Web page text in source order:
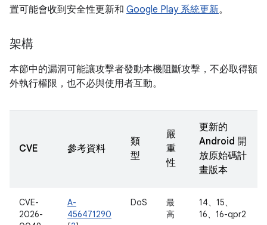
置可能會收到安全性更新和 Google Play 系統更新。
架構
本節中的漏洞可能讓攻擊者發動本機阻斷攻擊，不必取得額
外執行權限，也不必與使用者互動。
CVE 參考資料
類
型
嚴
重
性
更新的
Android 開
放原始碼計
畫版本
CVE-
2026-
A-
456471290
DoS
最
高
14、15、
16、16-qpr2